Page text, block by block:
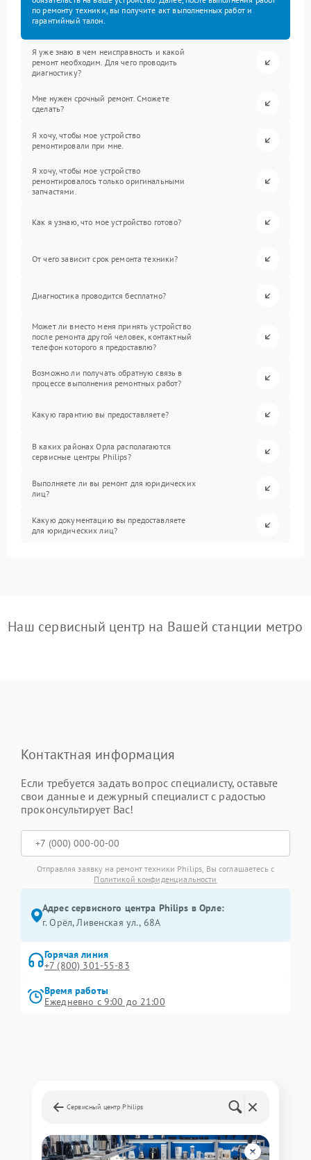
по ремонту техники, вы получите акт выполненных работ и
гарантийный талон.
Я уже знаю в чем неисправность и какой
ремонт необходим. Для чего проводить
диагностику?
Мне нужен срочный ремонт. Сможете
сделать?
Я хочу, чтобы мое устройство
ремонтировали при мне.
Я хочу, чтобы мое устройство
ремонтировалось только оригинальными
запчастями.
Как я узнаю, что мое устройство готово?
От чего зависит срок ремонта техники?
Диагностика проводится бесплатно?
Может ли вместо меня принять устройство
после ремонта другой человек, контактный
телефон которого я предоставлю?
Возможно ли получать обратную связь в
процессе выполнения ремонтных работ?
Какую гарантию вы предоставляете?
В каких районах Орла располагаются
сервисные центры Philips?
Выполняете ли вы ремонт для юридических
лиц?
Какую документацию вы предоставляете
для юридических лиц?
Наш сервисный центр на Вашей станции метро
Контактная информация
Если требуется задать вопрос специалисту, оставьте
свои данные и дежурный специалист с радостью
проконсультирует Вас!
Отправляя заявку на ремонт техники Philips, Вы соглашаетесь с
Политикой конфиденциальности
Адрес сервисного центра Philips в Орле:
г. Орёл, Ливенская ул., 68А
Горячая линия
+7 (800) 301-55-83
Время работы
Ежедневно с 9:00 до 21:00
Сервисный центр Philips